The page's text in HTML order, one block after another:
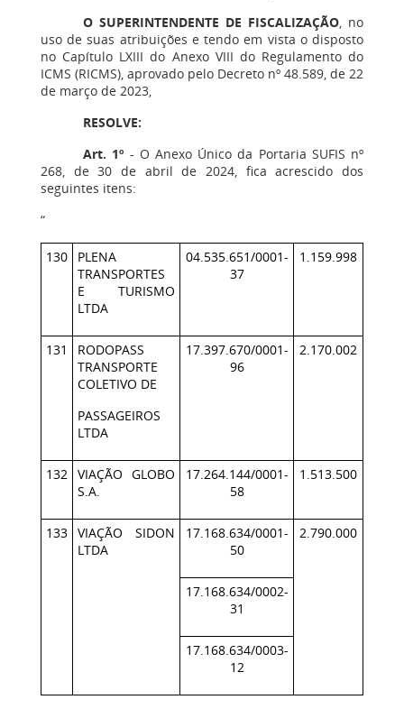
O SUPERINTENDENTE DE FISCALIZAÇÃO, no
uso de suas atribuições e tendo em vista o disposto
no Capítulo LXIII do Anexo VIII do Regulamento do
ICMS (RICMS), aprovado pelo Decreto nº 48.589, de 22
de março de 2023,
RESOLVE:
Art. 1º - O Anexo Único da Portaria SUFIS nº
268, de 30 de abril de 2024, fica acrescido dos
seguintes itens:
“
130
PLENA
TRANSPORTES
E TURISMO
LTDA
04.535.651/0001-
37
1.159.998
131
RODOPASS
TRANSPORTE
COLETIVO DE
PASSAGEIROS
LTDA
17.397.670/0001-
96
2.170.002
132 VIAÇÃO GLOBO
S.A.
17.264.144/0001-
58
1.513.500
133 VIAÇÃO SIDON
LTDA
17.168.634/0001-
50
2.790.000
17.168.634/0002-
31
17.168.634/0003-
12